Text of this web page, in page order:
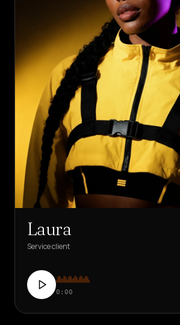
Laura
Service client
0:00